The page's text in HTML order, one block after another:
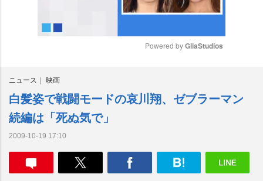
t
e
Powered by GliaStudios
ニュース 映画
白髪姿で戦闘モードの哀川翔、ゼブラーマン
続編は「死ぬ気で」
2009-10-19 17:10